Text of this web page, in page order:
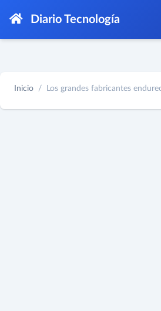
Diario Tecnología
Inicio Los grandes fabricantes